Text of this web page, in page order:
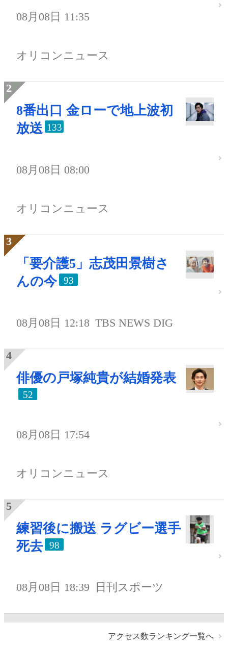
08月08日 11:35
オリコンニュース
8番出口 金ローで地上波初
放送 133
08月08日 08:00
オリコンニュース
「要介護5」志茂田景樹さ
んの今
93
08月08日 12:18 TBS NEWS DIG
俳優の戸塚純貴が結婚発表
52
08月08日 17:54
オリコンニュース
練習後に搬送 ラグビー選手
死去
98
08月08日 18:39 日刊スポーツ
アクセス数ランキング一覧へ